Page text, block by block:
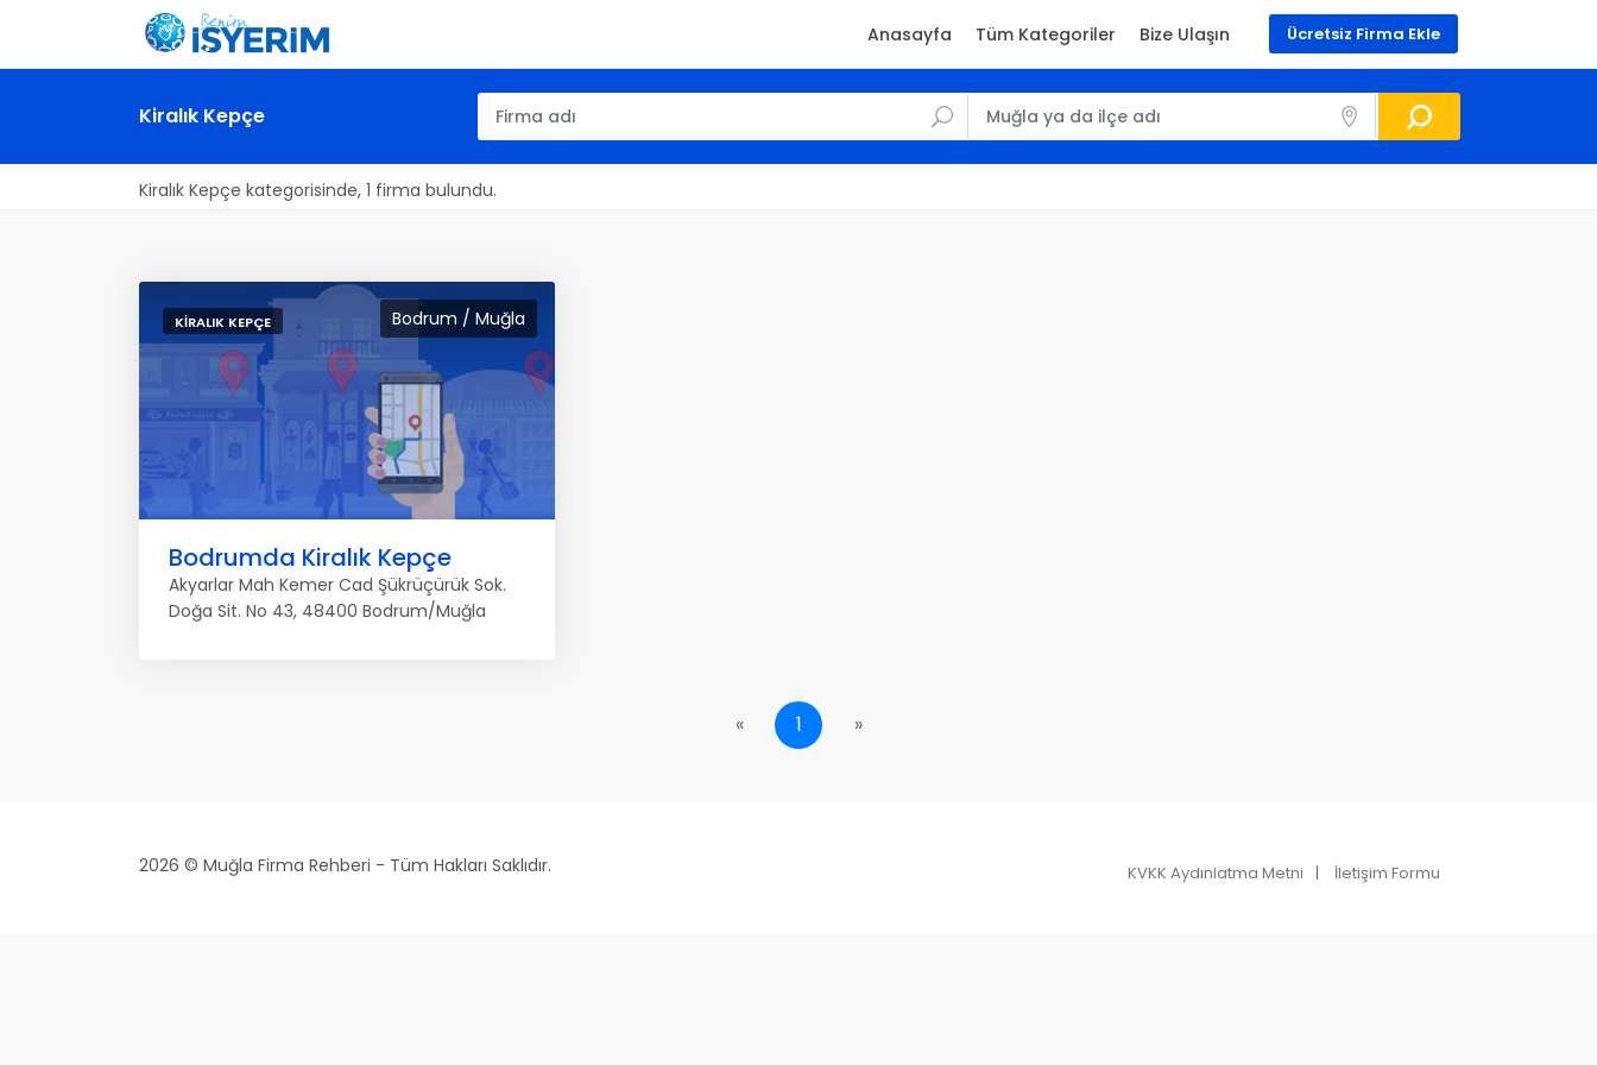
Ücretsiz Firma Ekle
Anasayfa Tüm Kategoriler Bize Ulaşın
Kiralık Kepçe
Kiralık Kepçe kategorisinde, 1 firma bulundu.
Bodrum / Muğla
KIRALIK KEPÇE
Bodrumda Kiralık Kepçe
Akyarlar Mah Kemer Cad Şükrüçürük Sok.
Doğa Sit. No 43, 48400 Bodrum/Muğla
« 1 »
2026 © Muğla Firma Rehberi - Tüm Hakları Saklıdır. KVKK Aydınlatma Metni İletişim Formu